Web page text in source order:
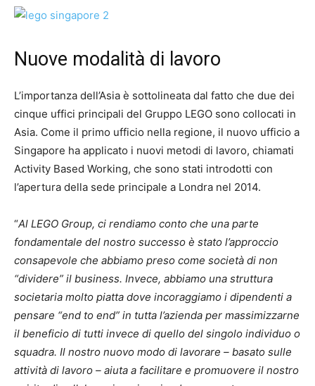
Nuove modalità di lavoro
L’importanza dell’Asia è sottolineata dal fatto che due dei
cinque uffici principali del Gruppo LEGO sono collocati in
Asia. Come il primo ufficio nella regione, il nuovo ufficio a
Singapore ha applicato i nuovi metodi di lavoro, chiamati
Activity Based Working, che sono stati introdotti con
l’apertura della sede principale a Londra nel 2014.
“Al LEGO Group, ci rendiamo conto che una parte
fondamentale del nostro successo è stato l’approccio
consapevole che abbiamo preso come società di non
“dividere” il business. Invece, abbiamo una struttura
societaria molto piatta dove incoraggiamo i dipendenti a
pensare “end to end” in tutta l’azienda per massimizzarne
il beneficio di tutti invece di quello del singolo individuo o
squadra. Il nostro nuovo modo di lavorare – basato sulle
attività di lavoro – aiuta a facilitare e promuovere il nostro